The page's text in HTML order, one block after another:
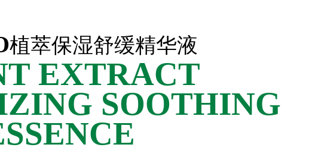
植萃保湿舒缓精华液
EXTRACT
SOOTHING